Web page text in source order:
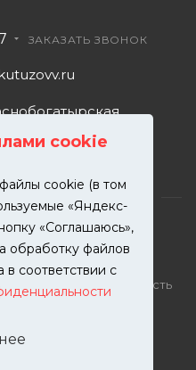
cookie
cookie (в том
«Яндекс-
«Соглашаюсь»,
обработку файлов
соответствии с
ЗАКАЗАТЬ ЗВОНОК
ремонт и покраска
на сайте – собственность
Все права защищены.